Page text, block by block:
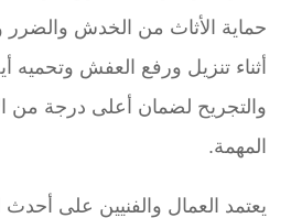
حماية الأثاث من الخدش والضرر
أثناء تنزيل ورفع العفش وتحميه
والتجريح لضمان أعلى درجة من
المهمة.
يعتمد العمال والفنيين على أحدث